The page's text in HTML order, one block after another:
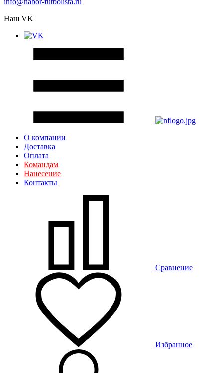
info@nabor-futbolista.ru
Наш VK
О компании
Доставка
Оплата
Командам
Нанесение
Контакты
Сравнение
Избранное